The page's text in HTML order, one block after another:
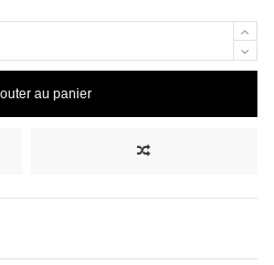
au panier